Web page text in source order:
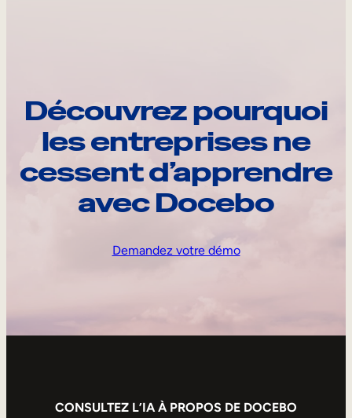
Découvrez pourquoi
les entreprises ne
cessent d’apprendre
avec Docebo
Demandez votre démo
CONSULTEZ L’IA À PROPOS DE DOCEBO